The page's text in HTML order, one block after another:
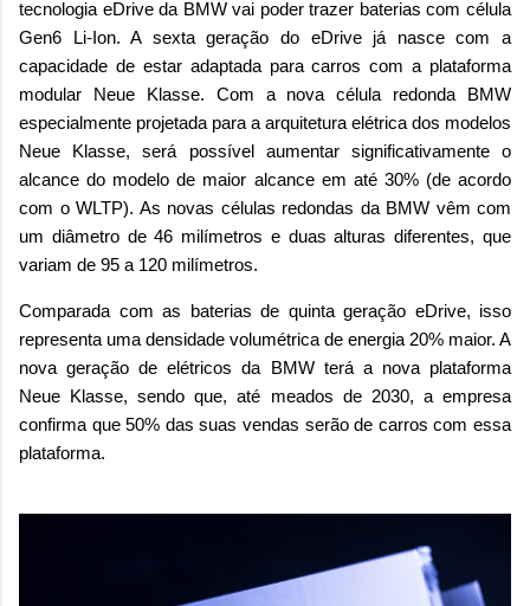
tecnologia eDrive da BMW vai poder trazer baterias com célula
Gen6 Li-Ion. A sexta geração do eDrive já nasce com a
capacidade de estar adaptada para carros com a plataforma
modular Neue Klasse. Com a nova célula redonda BMW
especialmente projetada para a arquitetura elétrica dos modelos
Neue Klasse, será possível aumentar significativamente o
alcance do modelo de maior alcance em até 30% (de acordo
com o WLTP). As novas células redondas da BMW vêm com
um diâmetro de 46 milímetros e duas alturas diferentes, que
variam de 95 a 120 milímetros.
Comparada com as baterias de quinta geração eDrive, isso
representa uma densidade volumétrica de energia 20% maior. A
nova geração de elétricos da BMW terá a nova plataforma
Neue Klasse, sendo que, até meados de 2030, a empresa
confirma que 50% das suas vendas serão de carros com essa
plataforma.